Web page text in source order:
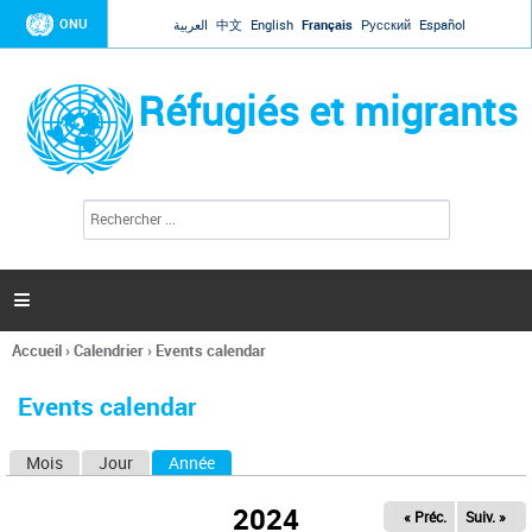
Jump to navigation
ONU العربية 中文 English Français Русский Español
Réfugiés et migrants
l
c
h
e

Vous
ici
Accueil›Calendrier› Events calendar
Events calendar
Mois Jour Année
2024 « Préc. Suiv. »